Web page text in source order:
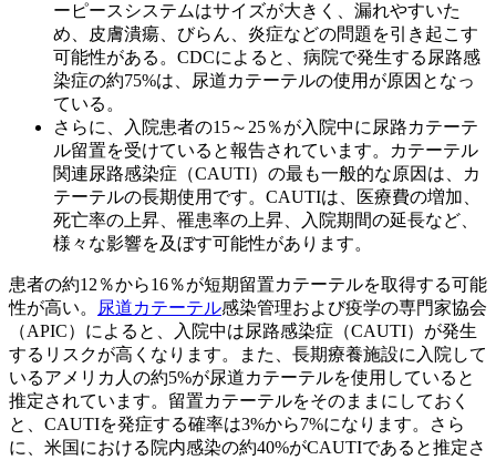
ーピースシステムはサイズが大きく、漏れやすいた
め、皮膚潰瘍、びらん、炎症などの問題を引き起こす
可能性がある。CDCによると、病院で発生する尿路感
染症の約75%は、尿道カテーテルの使用が原因となっ
ている。
さらに、入院患者の15～25％が入院中に尿路カテーテ
ル留置を受けていると報告されています。カテーテル
関連尿路感染症（CAUTI）の最も一般的な原因は、カ
テーテルの長期使用です。CAUTIは、医療費の増加、
死亡率の上昇、罹患率の上昇、入院期間の延長など、
様々な影響を及ぼす可能性があります。
患者の約12％から16％が短期留置カテーテルを取得する可能
性が高い。
尿道カテーテル感染管理および疫学の専門家協会
（APIC）によると、入院中は尿路感染症（CAUTI）が発生
するリスクが高くなります。また、長期療養施設に入院して
いるアメリカ人の約5%が尿道カテーテルを使用していると
推定されています。留置カテーテルをそのままにしておく
と、CAUTIを発症する確率は3%から7%になります。さら
に、米国における院内感染の約40%がCAUTIであると推定さ